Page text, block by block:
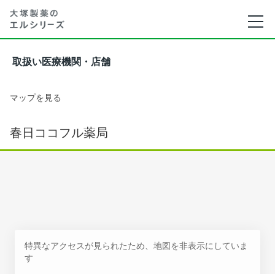
取扱い医療機関・店舗
マップを見る
春日ココフル薬局
特異なアクセスが見られたため、地図を非表示にしていま
す